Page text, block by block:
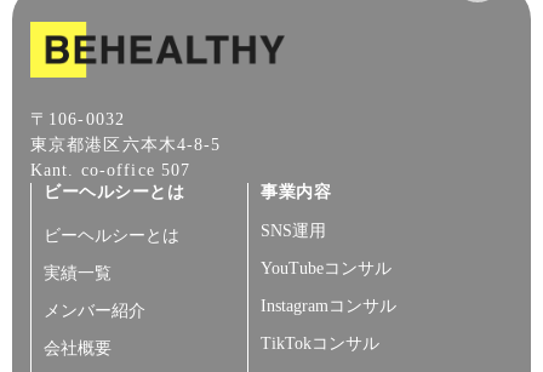
〒106-0032
東京都港区六本木4-8-5
Kant. co-office 507
ビーヘルシーとは
ビーヘルシーとは
実績一覧
メンバー紹介
会社概要
事業内容
SNS運用
YouTubeコンサル
Instagramコンサル
TikTokコンサル